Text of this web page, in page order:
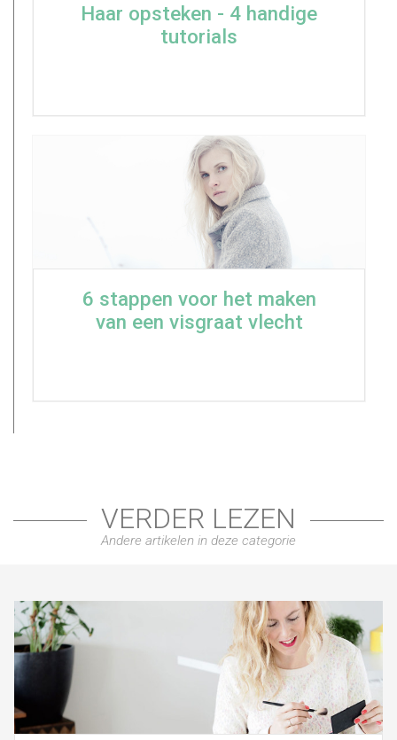
Haar opsteken - 4 handige
tutorials
6 stappen voor het maken
van een visgraat vlecht
VERDER LEZEN
Andere artikelen in deze categorie